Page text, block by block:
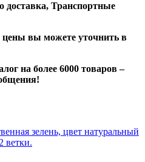
Транспортные
цены вы можете уточнить в
на более 6000 товаров –